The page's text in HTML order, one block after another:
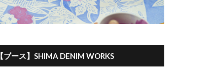
【ブース】SHIMA DENIM WORKS